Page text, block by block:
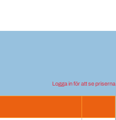
Logga in för att se priserna